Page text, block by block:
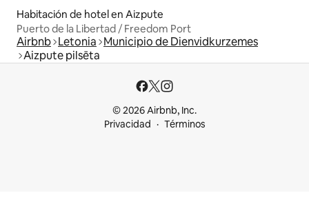
Habitación de hotel en Aizpute
Puerto de la Libertad / Freedom Port
Airbnb Letonia Municipio de Dienvidkurzemes
Aizpute pilsēta
© 2026 Airbnb, Inc.
Privacidad
Términos